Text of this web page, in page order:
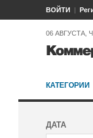
ВОЙТИ
06 АВГУСТА,
КАТЕГОРИИ
ДАТА